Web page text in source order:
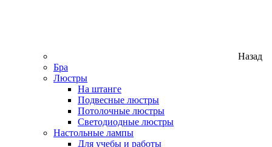
Назад
Бра
Люстры
На штанге
Подвесные люстры
Потолочные люстры
Светодиодные люстры
Настольные лампы
Для учебы и работы